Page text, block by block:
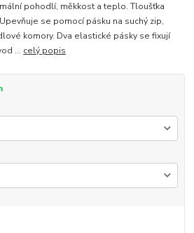
pohodlí, měkkost a teplo. Tloušťka
se pomocí pásku na suchý zip,
komory. Dva elastické pásky se fixují
... celý popis